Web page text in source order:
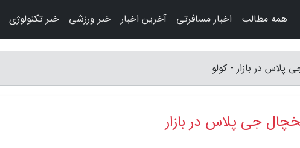
پلاس در بازار - کولو
جی پلاس در بازار
همه مطالب اخبار مسافرتی آخرین اخبار خبر ورزشی خبر تکنولوژی